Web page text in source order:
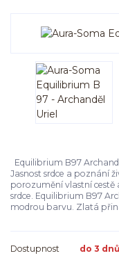
Equilibrium B97
Jasnost srdce a poznání
porozumění vlastní
srdce. Equilibrium B97
modrou barvu. Zlatá
Dostupnost do 3 dnů